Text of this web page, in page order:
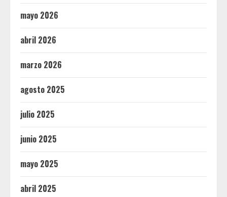
mayo 2026
abril 2026
marzo 2026
agosto 2025
julio 2025
junio 2025
mayo 2025
abril 2025